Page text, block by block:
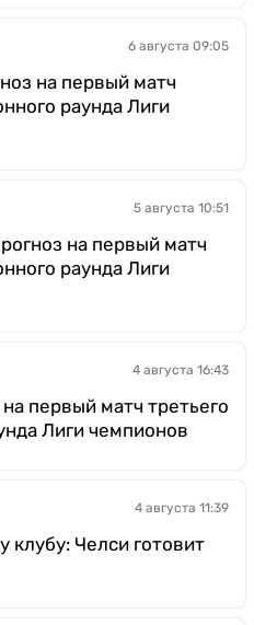
6 августа 09:05
на первый матч
раунда Лиги
5 августа 10:51
на первый матч
раунда Лиги
4 августа 16:43
первый матч третьего
Лиги чемпионов
4 августа 11:39
клубу: Челси готовит